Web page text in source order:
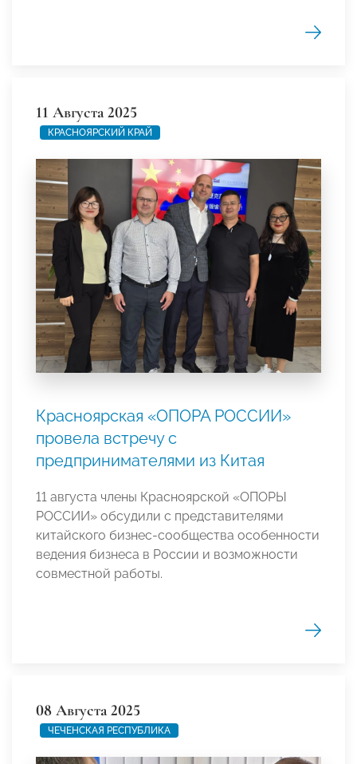
11 Августа 2025
КРАСНОЯРСКИЙ КРАЙ
Красноярская «ОПОРА РОССИИ»
провела встречу с
предпринимателями из Китая
11 августа члены Красноярской «ОПОРЫ
РОССИИ» обсудили с представителями
китайского бизнес-сообщества особенности
ведения бизнеса в России и возможности
совместной работы.
08 Августа 2025
ЧЕЧЕНСКАЯ РЕСПУБЛИКА